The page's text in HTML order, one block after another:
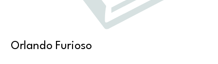
Orlando Furioso